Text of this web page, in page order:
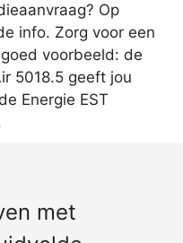
Op
info. Zorg voor een
voorbeeld: de
5018.5 geeft jou
Energie EST
met